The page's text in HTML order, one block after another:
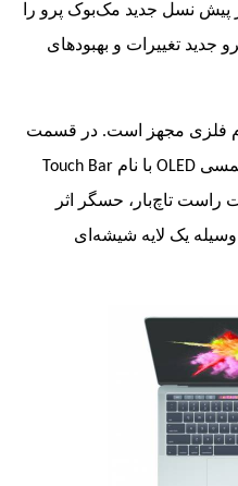
جدید مک‌بوک پرو را
و بهبودهای
مجهز است. در قسمت
با نامTouch Bar
حسگر اثر
لایه شیشه‌ای